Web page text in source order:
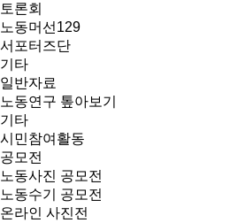
토론회
노동머선129
서포터즈단
기타
일반자료
노동연구 톺아보기
기타
시민참여활동
공모전
노동사진 공모전
노동수기 공모전
온라인 사진전